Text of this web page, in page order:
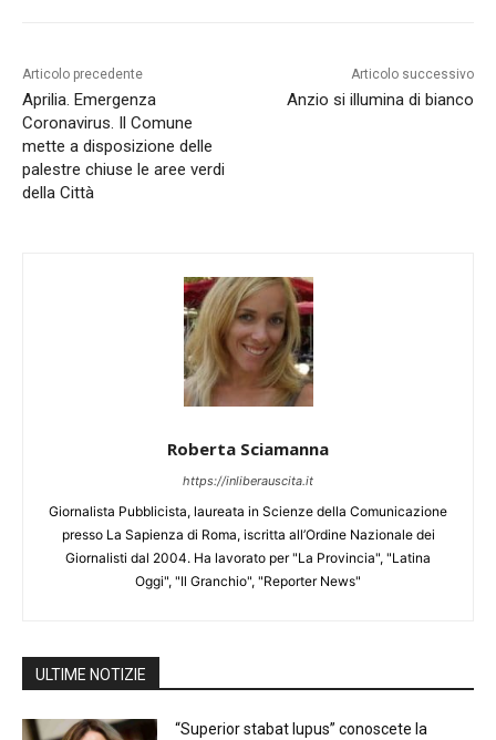
Articolo precedente
Aprilia. Emergenza
Coronavirus. Il Comune
mette a disposizione delle
palestre chiuse le aree verdi
della Città
Articolo successivo
Anzio si illumina di bianco
Roberta Sciamanna
https://inliberauscita.it
Giornalista Pubblicista, laureata in Scienze della Comunicazione
presso La Sapienza di Roma, iscritta all’Ordine Nazionale dei
Giornalisti dal 2004. Ha lavorato per "La Provincia", "Latina
Oggi", "Il Granchio", "Reporter News"
ULTIME NOTIZIE
“Superior stabat lupus” conoscete la